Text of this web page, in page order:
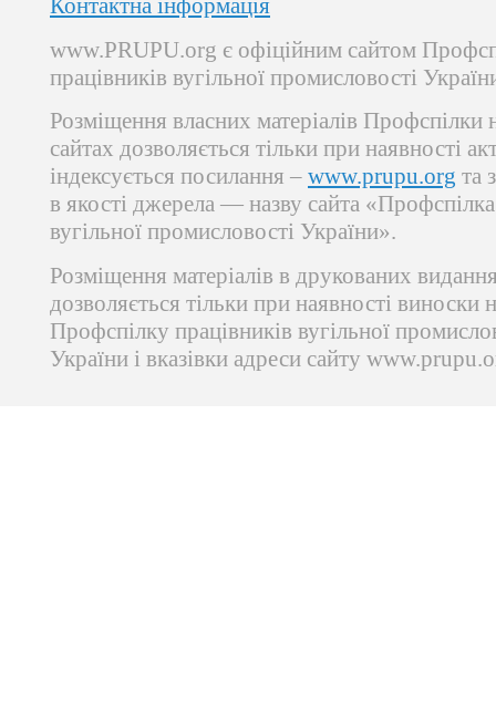
Контактна інформація
www.PRUPU.org є офіційним сайтом
працівників вугільної промисловості
Розміщення власних матеріалів Профспілки
сайтах дозволяється тільки при наявності
індексується посилання – www.prupu.org та
в якості джерела — назву сайта «Профспілка
вугільної промисловості України».
Розміщення матеріалів в друкованих
дозволяється тільки при наявності виноски
Профспілку працівників вугільної
України і вказівки адреси сайту